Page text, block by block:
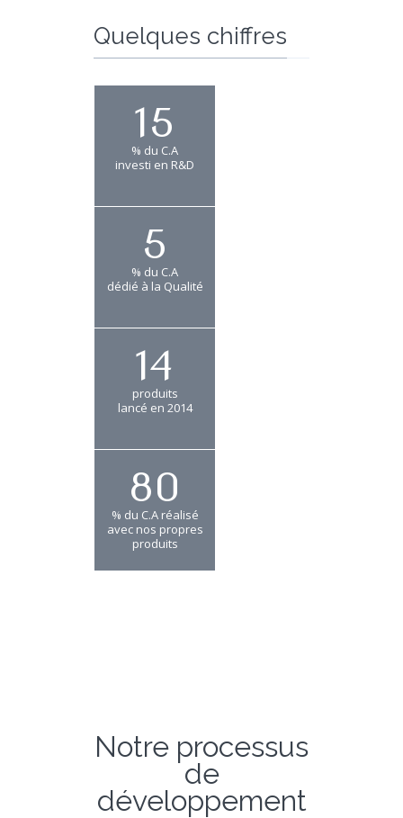
Quelques chiffres
15
% du C.A
investi en R&D
5
% du C.A
dédié à la Qualité
14
produits
lancé en 2014
80
% du C.A réalisé
avec nos propres
produits
Notre processus
de
développement